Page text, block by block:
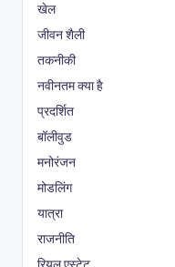
खेल
जीवन शैली
तकनीकी
नवीनतम क्या है
प्रदर्शित
बॉलीवुड
मनोरंजन
मोडलिंग
यात्रा
राजनीति